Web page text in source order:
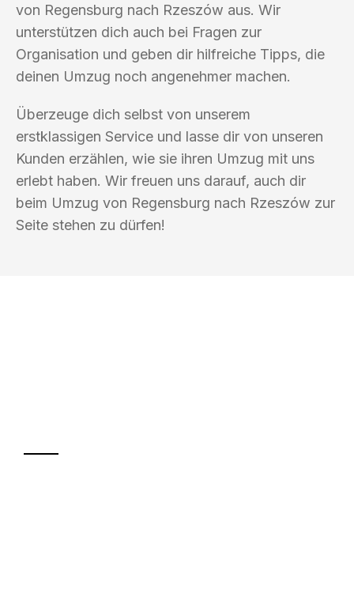
von Regensburg nach Rzeszów aus. Wir
unterstützen dich auch bei Fragen zur
Organisation und geben dir hilfreiche Tipps, die
deinen Umzug noch angenehmer machen.
Überzeuge dich selbst von unserem
erstklassigen Service und lasse dir von unseren
Kunden erzählen, wie sie ihren Umzug mit uns
erlebt haben. Wir freuen uns darauf, auch dir
beim Umzug von Regensburg nach Rzeszów zur
Seite stehen zu dürfen!